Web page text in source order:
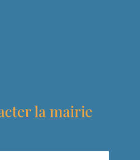
la mairie